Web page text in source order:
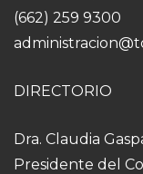
(662) 259 9300
DIRECTORIO
Dra. Claudia
Presidente del